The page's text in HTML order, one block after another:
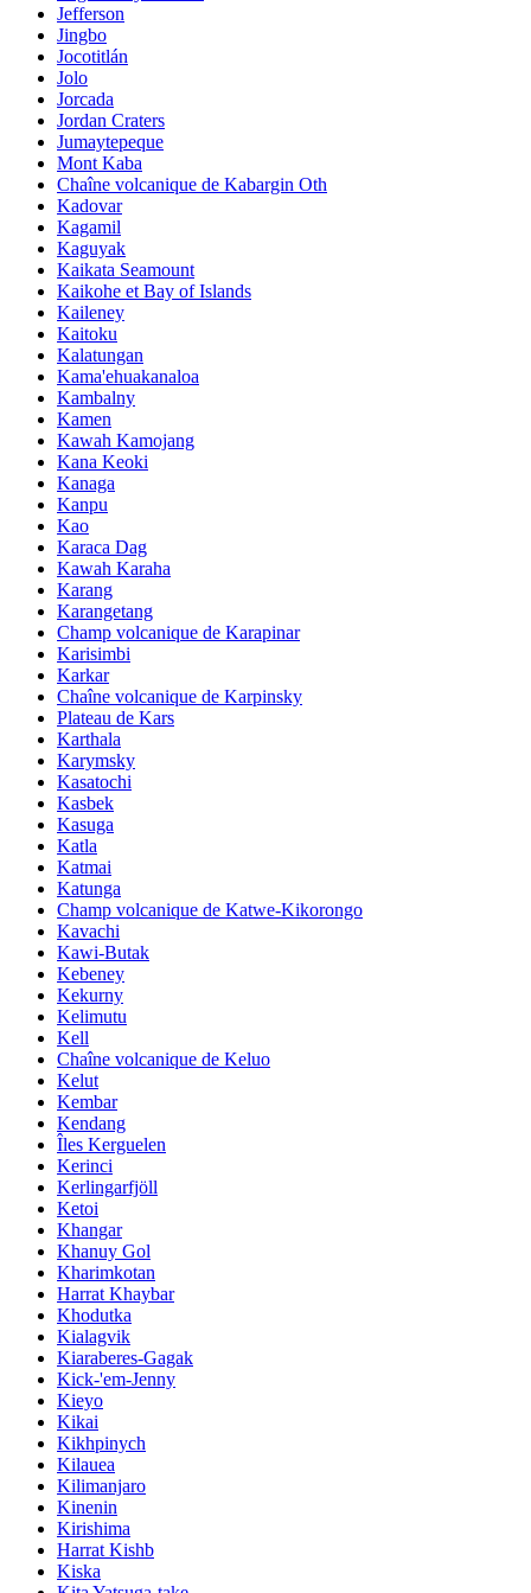
Jefferson
Jingbo
Jocotitlán
Jolo
Jorcada
Jordan Craters
Jumaytepeque
Mont Kaba
Chaîne volcanique de Kabargin Oth
Kadovar
Kagamil
Kaguyak
Kaikata Seamount
Kaikohe et Bay of Islands
Kaileney
Kaitoku
Kalatungan
Kama'ehuakanaloa
Kambalny
Kamen
Kawah Kamojang
Kana Keoki
Kanaga
Kanpu
Kao
Karaca Dag
Kawah Karaha
Karang
Karangetang
Champ volcanique de Karapinar
Karisimbi
Karkar
Chaîne volcanique de Karpinsky
Plateau de Kars
Karthala
Karymsky
Kasatochi
Kasbek
Kasuga
Katla
Katmai
Katunga
Champ volcanique de Katwe-Kikorongo
Kavachi
Kawi-Butak
Kebeney
Kekurny
Kelimutu
Kell
Chaîne volcanique de Keluo
Kelut
Kembar
Kendang
Îles Kerguelen
Kerinci
Kerlingarfjöll
Ketoi
Khangar
Khanuy Gol
Kharimkotan
Harrat Khaybar
Khodutka
Kialagvik
Kiaraberes-Gagak
Kick-'em-Jenny
Kieyo
Kikai
Kikhpinych
Kilauea
Kilimanjaro
Kinenin
Kirishima
Harrat Kishb
Kiska